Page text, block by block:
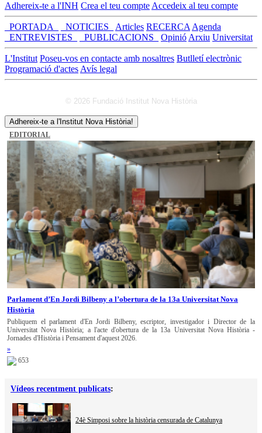
Adhereix-te a l'INH Crea el teu compte Accedeix al teu compte
_PORTADA_ _NOTICIES_ Articles RECERCA Agenda
_ENTREVISTES_
_PUBLICACIONS_ Opinió Arxiu Universitat
L'Institut Poseu-vos en contacte amb nosaltres Butlletí electrònic
Programació d'actes Avís legal
© 2026 Fundació Institut Nova Història
Adhereix-te a l'Institut Nova Història!
EDITORIAL
Parlament d’En Jordi Bilbeny a l’obertura de la 13a Universitat Nova
Història
Publiquem el parlament d'En Jordi Bilbeny, escriptor, investigador i Director de la
Universitat Nova Història; a l'acte d'obertura de la 13a Universitat Nova Història -
Jornades d'Història i Pensament d'aquest 2026.
»
653
Vídeos recentment publicats:
24è Simposi sobre la història censurada de Catalunya